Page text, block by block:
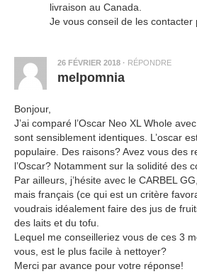
livraison au Canada.
Je vous conseil de les contacter
26 FÉVRIER 2018 · RÉPONDRE
melpomnia
Bonjour,
J’ai comparé l’Oscar Neo XL Whole
sont sensiblement identiques. L’oscar
populaire. Des raisons? Avez vous des
l’Oscar? Notamment sur la solidité des
Par ailleurs, j’hésite avec le CARBEL
mais français (ce qui est un critère
voudrais idéalement faire des jus de
des laits et du tofu.
Lequel me conseilleriez vous de ces 3
vous, est le plus facile à nettoyer?
Merci par avance pour votre réponse!